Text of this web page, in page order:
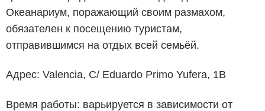
Океанариум, поражающий своим размахом,
обязателен к посещению туристам,
отправившимся на отдых всей семьёй.
Адрес: Valencia, C/ Eduardo Primo Yufera, 1B
Время работы: варьируется в зависимости от